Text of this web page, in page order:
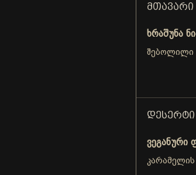
ᲛᲗᲐᲕᲐᲠᲘ
ხრაშუნა
შებოლილი
ᲓᲔᲡᲔᲠᲢᲘ
ვეგანური